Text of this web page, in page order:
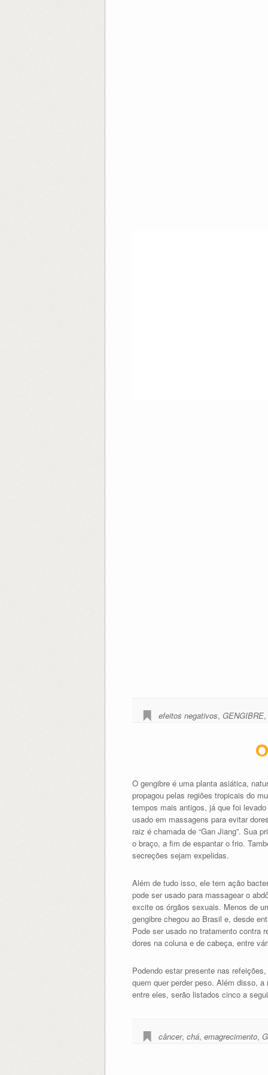
efeitos negativos, GENGIBRE,
O gengibre é uma planta asiática,
propagou pelas regiões tropicais do
tempos mais antigos, já que foi
usado em massagens para evitar
raiz é chamada de “Gan Jiang”. Sua
o braço, a fim de espantar o frio.
secreções sejam expelidas.
Além de tudo isso, ele tem ação
pode ser usado para massagear o
excite os órgãos sexuais. Menos de
gengibre chegou ao Brasil e, desde
Pode ser usado no tratamento contra
dores na coluna e de cabeça, entre
Podendo estar presente nas
quem quer perder peso. Além disso,
entre eles, serão listados cinco a
câncer, chá, emagrecimento,